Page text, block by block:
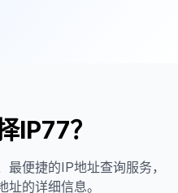
IP77？
便捷的IP地址查询服务，
的详细信息。